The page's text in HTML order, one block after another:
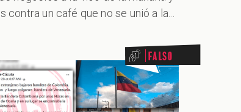
contra un café que no se unió a la...
Falso